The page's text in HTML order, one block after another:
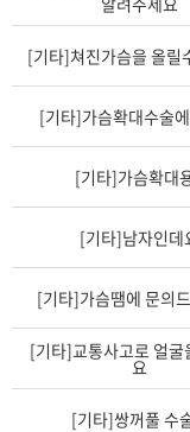
[기타]쳐진가슴을 올릴
[기타]가슴확대수술
[기타]가슴확대
[기타]남자인데
[기타]가슴땜에 문의
[기타]교통사고로 얼굴
요
[기타]쌍꺼풀 수술